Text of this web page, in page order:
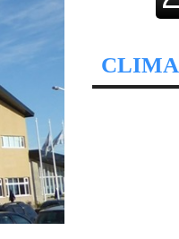
CLIMA